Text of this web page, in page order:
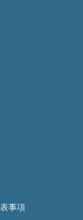
事項